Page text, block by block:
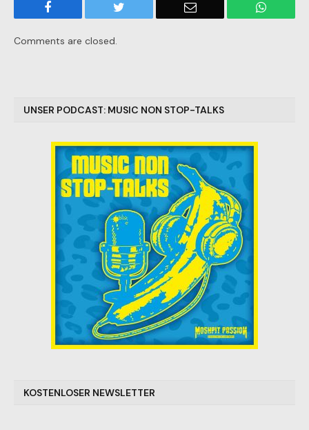
Email
Comments are closed.
UNSER PODCAST: MUSIC NON STOP-TALKS
KOSTENLOSER NEWSLETTER